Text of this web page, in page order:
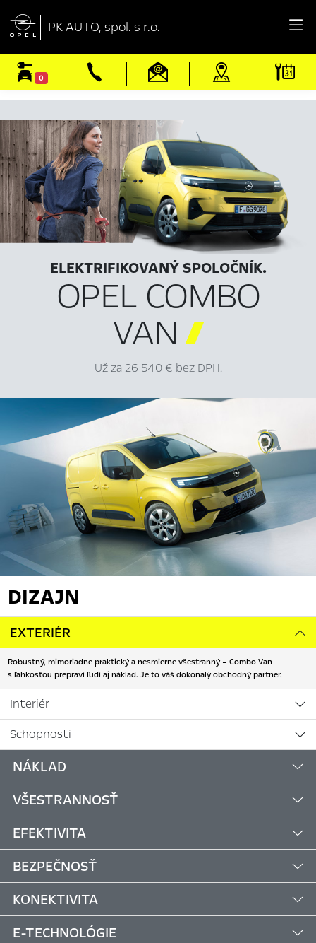
 PK AUTO, spol. s r.o.
0
ELEKTRIFIKOVANÝ SPOLOČNÍK.
OPEL COMBO
VAN
Už za 26 540 € bez DPH.
DIZAJN
EXTERIÉR
Robustný, mimoriadne praktický a nesmierne všestranný – Combo Van
s ľahkosťou prepraví ľudí aj náklad. Je to váš dokonalý obchodný partner.
Interiér
Schopnosti
NÁKLAD
VŠESTRANNOSŤ
EFEKTIVITA
BEZPEČNOSŤ
KONEKTIVITA
E-TECHNOLÓGIE